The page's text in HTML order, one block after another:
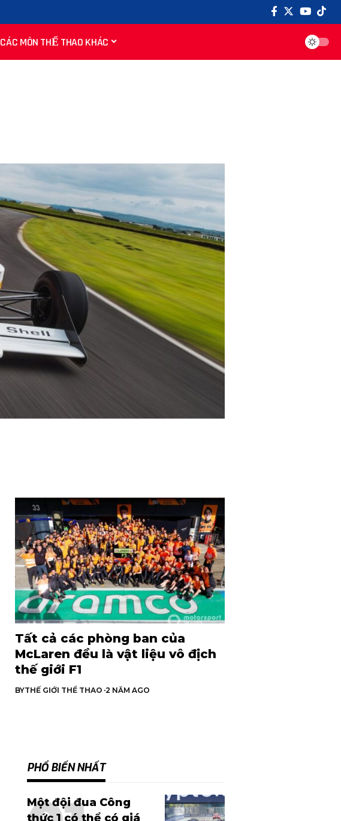
CÁC MÔN THỂ THAO KHÁC
Tất cả các phòng ban của
McLaren đều là vật liệu vô địch
thế giới F1
BYTHẾ GIỚI THỂ THAO 2 NĂM AGO
PHỔ BIẾN NHẤT
Một đội đua Công
thức 1 có thể có giá